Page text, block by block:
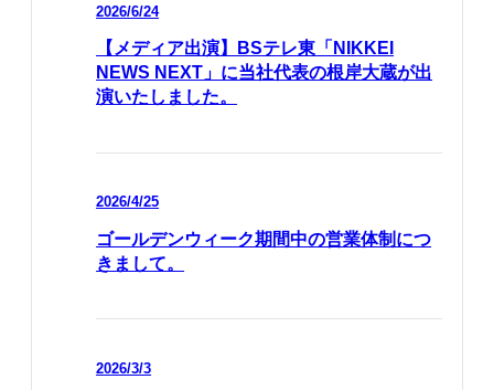
2026/6/24
【メディア出演】BSテレ東「NIKKEI
NEWS NEXT」に当社代表の根岸大蔵が出
演いたしました。
2026/4/25
ゴールデンウィーク期間中の営業体制につ
きまして。
2026/3/3